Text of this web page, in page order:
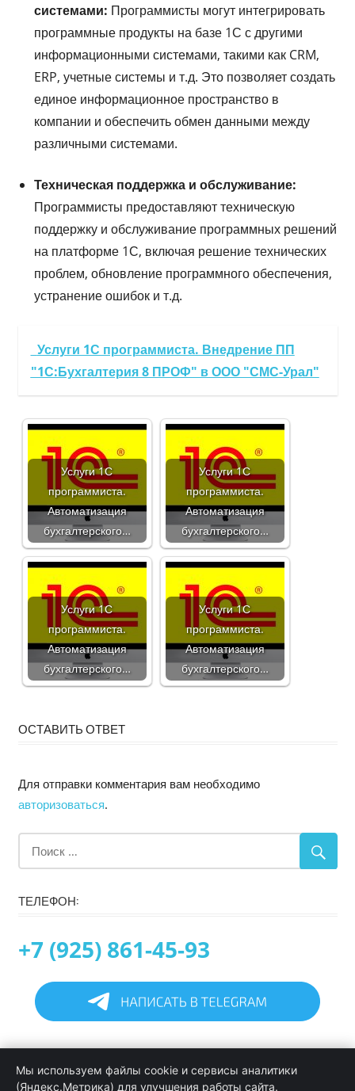
системами: Программисты могут интегрировать
программные продукты на базе 1С с другими
информационными системами, такими как CRM,
ERP, учетные системы и т.д. Это позволяет создать
единое информационное пространство в
компании и обеспечить обмен данными между
различными системами.
Техническая поддержка и обслуживание:
Программисты предоставляют техническую
поддержку и обслуживание программных решений
на платформе 1С, включая решение технических
проблем, обновление программного обеспечения,
устранение ошибок и т.д.
Услуги 1С программиста. Внедрение ПП
"1С:Бухгалтерия 8 ПРОФ" в ООО "СМС-Урал"
Услуги 1С
программиста.
Автоматизация
бухгалтерского…
Услуги 1С
программиста.
Автоматизация
бухгалтерского…
Услуги 1С
программиста.
Автоматизация
бухгалтерского…
Услуги 1С
программиста.
Автоматизация
бухгалтерского…
ОСТАВИТЬ ОТВЕТ
Для отправки комментария вам необходимо
авторизоваться.
ТЕЛЕФОН:
+7 (925) 861-45-93
Информация
Мы используем файлы cookie и сервисы аналитики
(Яндекс.Метрика) для улучшения работы сайта.